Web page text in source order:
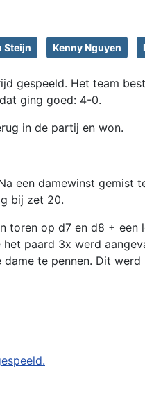
Steijn Kenny Nguyen
gespeeld. Het team
ging goed: 4-0.
in de partij en won.
een damewinst gemist
bij zet 20.
toren op d7 en d8 +
paard 3x werd
te pennen. Dit